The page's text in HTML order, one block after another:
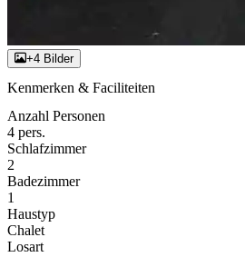
+4 Bilder
Kenmerken & Faciliteiten
Anzahl Personen
4 pers.
Schlafzimmer
2
Badezimmer
1
Haustyp
Chalet
Losart